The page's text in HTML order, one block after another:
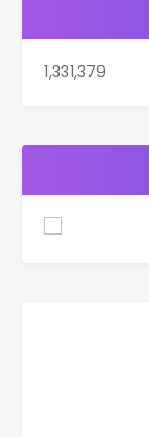
1,331,379